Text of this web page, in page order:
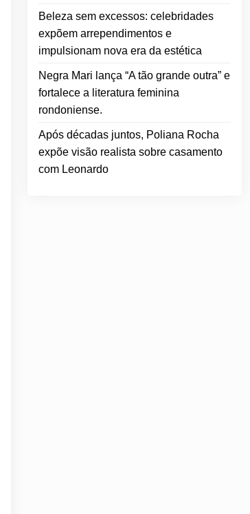
Beleza sem excessos: celebridades
expõem arrependimentos e
impulsionam nova era da estética
Negra Mari lança “A tão grande outra” e
fortalece a literatura feminina
rondoniense.
Após décadas juntos, Poliana Rocha
expõe visão realista sobre casamento
com Leonardo